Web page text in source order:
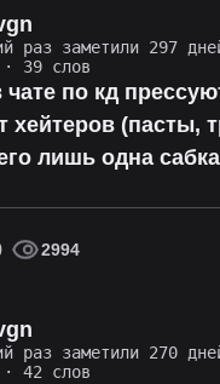
раз заметили 297
· 39 слов
по кд
хейтеров (пасты,
лишь одна
2994
раз заметили 270
· 42 слов